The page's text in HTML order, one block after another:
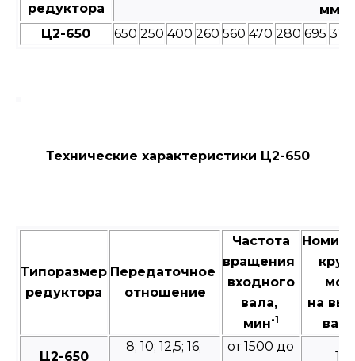
редуктора
мм
Ц2-650
650 250 400 260 560 470 280 695 315
Технические характеристики Ц2-650
Типоразмер
редуктора
Передаточное
отношение
Частота
вращения
входного
вала,
мин-1
на
Ц2-650
8; 10; 12,5; 16;
от 1500 до